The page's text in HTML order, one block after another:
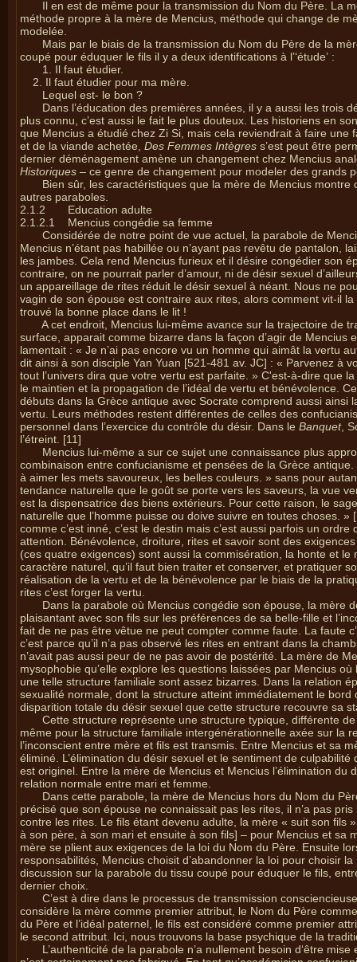
Il en est de même pour la transmission du Nom du Père. La
méthode propre à la mère de Mencius, méthode qui change de
modelée.
Mais par le biais de la transmission du Nom du Père de la
coupé pour éduquer le fils il y a deux identifications à l’‘étude’ :
1. Il faut étudier.
2. Il faut étudier pour ma mère.
Lequel est- le bon ?
Dans l’éducation des premières années, il y a aussi les trois
plus connu, c’est aussi le fait le plus douteux. Les historiens en
que Mencius a étudié chez Zi Si, mais cela reviendrait à faire
et de la viande achetée, Des Femmes Intègres s’est peut être
dernier déménagement amène un changement chez Mencius
Historiques – ce genre de changement pour modeler des grands
Bien sûr, les caractéristiques que la mère de Mencius
autres paraboles.
2.1.2
Education adulte
2.1.2.1 Mencius congédie sa femme
Considérée de notre point de vue actuel, la parabole de
Mencius n’étant pas habillée ou n’ayant pas revêtu de pantalon,
les jambes. Cela rend Mencius furieux et il désire congédier son
contraire, on ne pourrait parler d’amour, ni de désir sexuel
un appareillage de rites réduit le désir sexuel à néant. Nous ne
vagin de son épouse est contraire aux rites, alors comment vit-il
trouvé la bonne place dans le lit !
A cet endroit, Mencius lui-même avance sur la trajectoire de
surface, apparait comme bizarre dans la façon d’agir de Mencius
lamentait : « Je n’ai pas encore vu un homme qui aimât la vertu
dit ainsi à son disciple Yan Yuan [521-481 av. JC] : « Parvenez à
tout l’univers dira que votre vertu est parfaite. » C'est-à-dire que
le maintien et la propagation de l’idéal de vertu et bénévolence.
débuts dans la Grèce antique avec Socrate comprend aussi
vertu. Leurs méthodes restent différentes de celles des
personnel dans l’exercice du contrôle du désir. Dans le Banquet,
l’étreint. [11]
Mencius lui-même a sur ce sujet une connaissance plus
combinaison entre confucianisme et pensées de la Grèce
à aimer les mets savoureux, les belles couleurs. » sans pour
tendance naturelle que le goût se porte vers les saveurs, la vue
est la dispensatrice des biens extérieurs. Pour cette raison, le
naturelle que l’homme puisse ou doive suivre en toutes choses.
comme c’est inné, c’est le destin mais c’est aussi parfois un
attention. Bénévolence, droiture, rites et savoir sont des
(ces quatre exigences) sont aussi la commisération, la honte et
caractère naturel, qu’il faut bien traiter et conserver, et pratiquer
réalisation de la vertu et de la bénévolence par le biais de la
rites c’est forger la vertu.
Dans la parabole où Mencius congédie son épouse, la mère
plaisantant avec son fils sur les préférences de sa belle-fille et
fait de ne pas être vêtue ne peut compter comme faute. La faute
c’est parce qu’il n’a pas observé les rites en entrant dans la
n’avait pas aussi peur de ne pas avoir de postérité. La mère de
mysophobie qu’elle explore les questions laissées par Mencius
une telle structure familiale sont assez bizarres. Dans la relation
sexualité normale, dont la structure atteint immédiatement le
disparition totale du désir sexuel que cette structure recouvre sa
Cette structure représente une structure typique, différente
même pour la structure familiale intergénérationnelle axée sur la
l’inconscient entre mère et fils est transmis. Entre Mencius et sa
éliminé. L’élimination du désir sexuel et le sentiment de
est originel. Entre la mère de Mencius et Mencius l’élimination
relation normale entre mari et femme.
Dans cette parabole, la mère de Mencius hors du Nom du
précisé que son épouse ne connaissait pas les rites, il n’a pas
contre les rites. Le fils étant devenu adulte, la mère « suit son fils
à son père, à son mari et ensuite à son fils] – pour Mencius et sa
mère se plient aux exigences de la loi du Nom du Père. Ensuite
responsabilités, Mencius choisit d’abandonner la loi pour choisir
discussion sur la parabole du tissu coupé pour éduquer le fils,
dernier choix.
C’est à dire dans le processus de transmission
considère la mère comme premier attribut, le Nom du Père
du Père et l’idéal paternel, le fils est considéré comme premier
le second attribut. Ici, nous trouvons la base psychique de la
L’authenticité de la parabole n’a nullement besoin d‘être